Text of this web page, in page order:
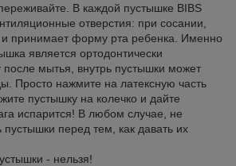
В каждой пустышке BIBS
отверстия: при сосании,
принимает форму рта ребенка. Именно
является ортодонтически
мытья, внутрь пустышки может
Просто нажмите на латексную часть
пустышку на колечко и дайте
испарится! В любом случае, не
перед тем, как давать их
- нельзя!